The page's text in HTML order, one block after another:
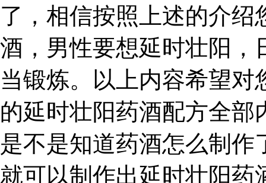
了，相信按照上述的介
酒，男性要想延时壮阳，
当锻炼。以上内容希望
的延时壮阳药酒配方全
是不是知道药酒怎么制
就可以制作出延时壮阳药